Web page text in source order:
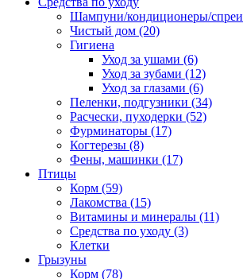
Шампуни/кондиционеры/спреи
Чистый дом (20)
Гигиена
Уход за ушами (6)
Уход за зубами (12)
Уход за глазами (6)
Пеленки, подгузники (34)
Расчески, пуходерки (52)
Фурминаторы (17)
Когтерезы (8)
Фены, машинки (17)
Птицы
Корм (59)
Лакомства (15)
Витамины и минералы (11)
Средства по уходу (3)
Клетки
Грызуны
Корм (78)